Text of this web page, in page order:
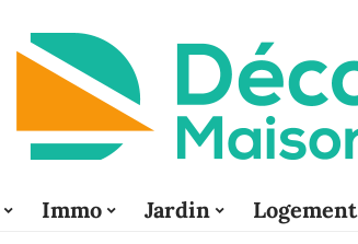
Immo Jardin Logement